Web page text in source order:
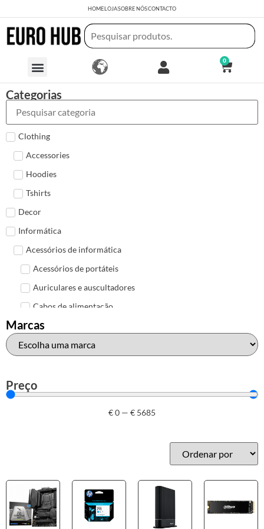
HOMELOJASOBRE NÓSCONTACTO
0
Categorias
Clothing
Accessories
Hoodies
Tshirts
Decor
Informática
Acessórios de informática
Acessórios de portáteis
Auriculares e auscultadores
Cabos de alimentação
Colunas de Som
Hubs
Mais acessórios USB
HP
Outros acessórios de informática
Marcas
Preço
€0 — € 5685